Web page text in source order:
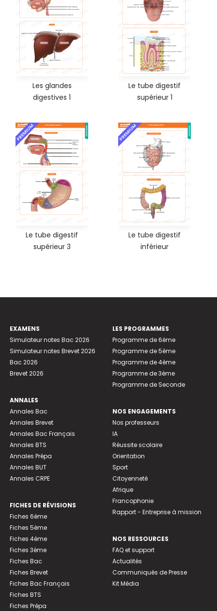
Les glandes
digestives 1
Le tube digestif
supérieur 1
PREMIUM
Le tube digestif
supérieur 3
PREMIUM
Le tube digestif
inférieur
EXAMENS
Simulateur notes Bac 2026
Simulateur notes Brevet 2026
Bac 2026
Brevet 2026
ANNALES
Annales Bac
Annales Brevet
Annales Bac Français
Annales BTS
Annales Prépa
Annales BUT
Annales CRPE
FICHES DE RÉVISIONS
Fiches 6ème
Fiches 5ème
Fiches 4ème
Fiches 3ème
Fiches Bac
Fiches Brevet
Fiches Bac Français
Fiches BTS
Fiches Prépa
LES PROGRAMMES
Programme de 6ème
Programme de 5ème
Programme de 4ème
Programme de 3ème
Programme de Seconde
NOS ENGAGEMENTS
Nos professeurs
IA
Réussite scolaire
Orientation
Sport
Citoyenneté
Afrique
Francophonie
Rapport - Entreprise à mission
NOS RESSOURCES
FAQ et support
Actualités
Communiqués de Presse
Kit Média